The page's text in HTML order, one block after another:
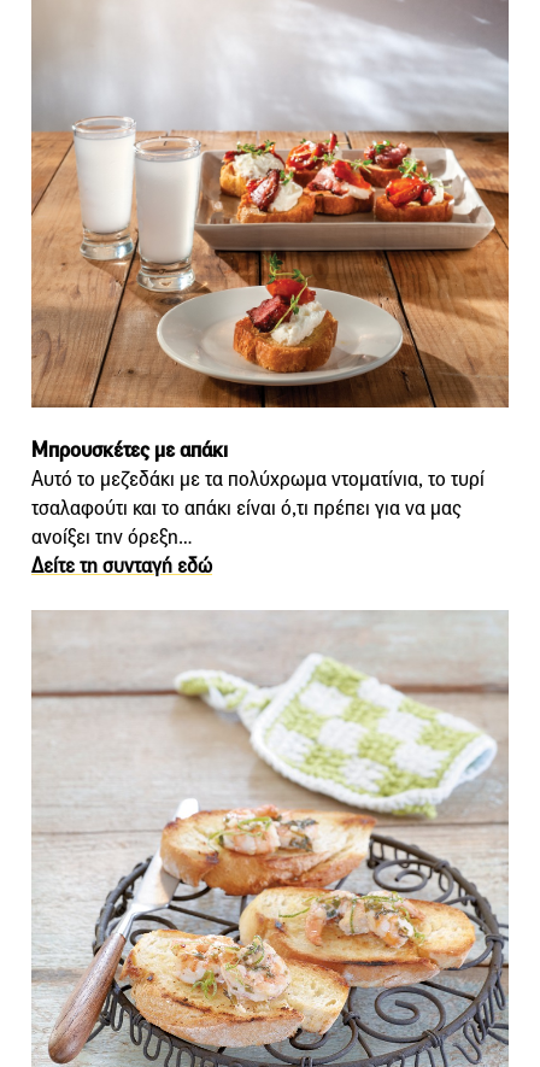
Μπρουσκέτες με απάκι
Αυτό το μεζεδάκι με τα πολύχρωμα ντοματίνια, το τυρί
τσαλαφούτι και το απάκι είναι ό,τι πρέπει για να μας
ανοίξει την όρεξη…
Δείτε τη συνταγή εδώ